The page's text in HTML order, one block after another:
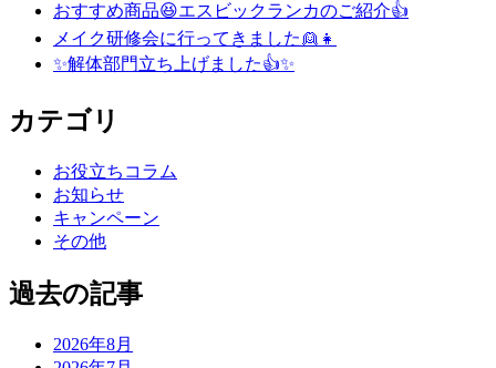
おすすめ商品😆エスビックランカのご紹介👍
メイク研修会に行ってきました👱👧
✨解体部門立ち上げました👍✨
カテゴリ
お役立ちコラム
お知らせ
キャンペーン
その他
過去の記事
2026年8月